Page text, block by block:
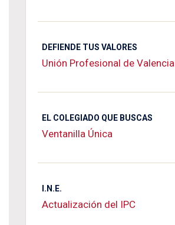
DEFIENDE TUS VALORES
Unión Profesional de Valencia
EL COLEGIADO QUE BUSCAS
Ventanilla Única
I.N.E.
Actualización del IPC